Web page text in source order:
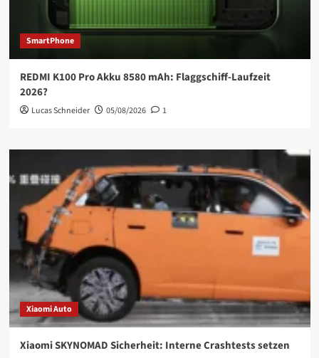
SmartPhone
REDMI K100 Pro Akku 8580 mAh: Flaggschiff-Laufzeit
2026?
Lucas Schneider 05/08/2026 1
Xiaomi Auto
Xiaomi SKYNOMAD Sicherheit: Interne Crashtests setzen